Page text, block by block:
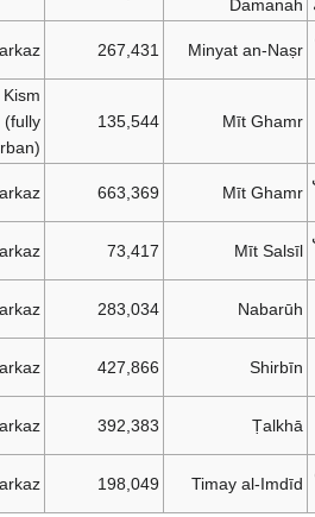
Minyat an-
267,431
Markaz
Mīt
135,544
Kism
(fully
urban)
Mīt
663,369
Markaz
Mīt
73,417
Markaz
283,034
Markaz
427,866
Markaz
392,383
Markaz
Timay al-
198,049
Markaz